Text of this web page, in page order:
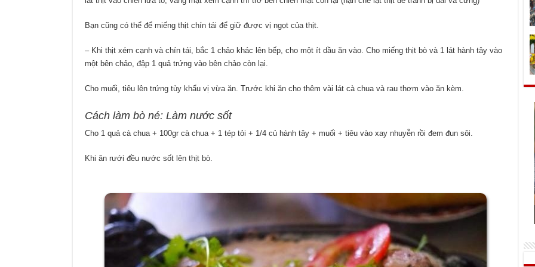
Bạn cũng có thể để miếng thịt chín tái để giữ được vị ngọt của thịt.
– Khi thịt xém cạnh và chín tái, bắc 1 chảo khác lên bếp, cho một ít dầu ăn vào. Cho miếng thịt bò và 1 lát hành tây vào
một bên chảo, đập 1 quả trứng vào bên chảo còn lại.
Cho muối, tiêu lên trứng tùy khẩu vị vừa ăn. Trước khi ăn cho thêm vài lát cà chua và rau thơm vào ăn kèm.
Cách làm bò né: Làm nước sốt
Cho 1 quả cà chua + 100gr cà chua + 1 tép tỏi + 1/4 củ hành tây + muối + tiêu vào xay nhuyễn rồi đem đun sôi.
Khi ăn rưới đều nước sốt lên thịt bò.